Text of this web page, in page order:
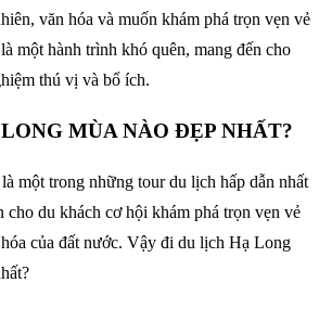
văn hóa và muốn khám phá trọn vẹn vẻ
một hành trình khó quên, mang đến cho
thú vị và bổ ích.
MÙA NÀO ĐẸP NHẤT?
một trong những tour du lịch hấp dẫn nhất
cho du khách cơ hội khám phá trọn vẹn vẻ
của đất nước. Vậy đi du lịch Hạ Long